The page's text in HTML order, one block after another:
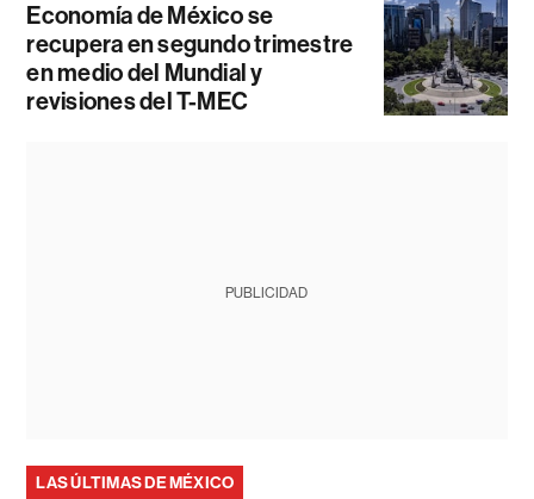
Economía de México se
recupera en segundo trimestre
en medio del Mundial y
revisiones del T-MEC
PUBLICIDAD
LAS ÚLTIMAS DE MÉXICO